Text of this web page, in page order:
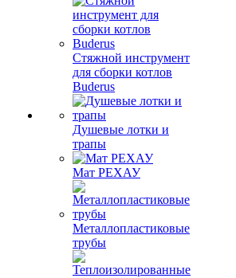
Стяжной инструмент
для сборки котлов
Buderus
Душевые лотки и
трапы
Мат РЕХАУ
Металлопластиковые
трубы